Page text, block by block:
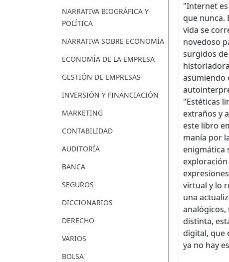
NARRATIVA BIOGRÁFICA Y
POLÍTICA
NARRATIVA SOBRE ECONOMÍA
ECONOMÍA DE LA EMPRESA
GESTIÓN DE EMPRESAS
INVERSIÓN Y FINANCIACIÓN
MARKETING
CONTABILIDAD
AUDITORÍA
BANCA
SEGUROS
DICCIONARIOS
DERECHO
VARIOS
BOLSA
"Internet
que nunca.
vida se
novedoso
surgidos
asumiendo
"Estéticas
extraños y
este libro
manía por
enigmática
virtual y lo
una
distinta,
digital, que
ya no hay